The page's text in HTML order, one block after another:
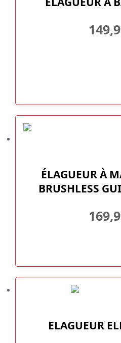
ÉLAGUEUR À
BRUSHLESS
ELAGUEUR